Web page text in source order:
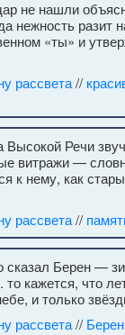
не нашли
нежность разит
«ты» и
рассвета//
Речи
витражи —
к нему, как
рассвета//
Берен —
то кажется, что
и только
рассвета// Берен